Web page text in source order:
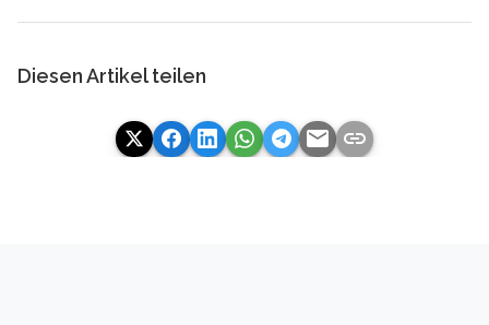
Diesen Artikel teilen
email link